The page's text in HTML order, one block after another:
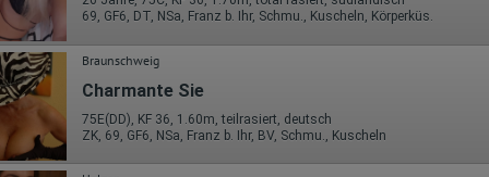
Google Ireland Limited
Daten:
erzeugten Informationen über die Benutzung unserer Webseiten
sowie die von dem Browser übermittelte IP-Adresse werden übertragen
und gespeichert. Dabei können aus den verarbeiteten Daten
der Nutzer erstellt werden. Diese Informationen wird
69, GF6, DT, NSa, Franz b. Ihr, Schmu., Kuscheln, Körperküs.
Braunschweig
Charmante Sie
75E(DD), KF 36, 1.60m, teilrasiert, deutsch
ZK, 69, GF6, NSa, Franz b. Ihr, BV, Schmu., Kuscheln